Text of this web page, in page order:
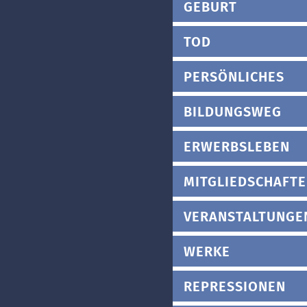
GEBURT
TOD
PERSÖNLICHES
BILDUNGSWEG
ERWERBSLEBEN
WERKE
REPRESSIONEN